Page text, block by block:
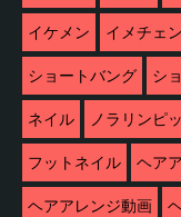
イケメン イメチェン
ショートバング シ
ネイル ノラリンピ
フットネイル ヘア
ヘアアレンジ動画